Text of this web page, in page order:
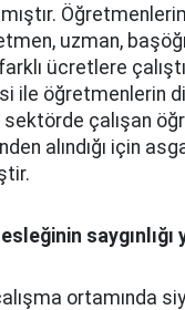
uzman,
ücretlere
ile öğretmenlerin
sektörde çalışan
alındığı için
ortamında